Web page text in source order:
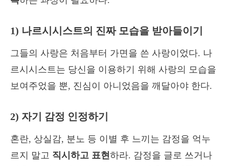
1) 나르시시스트의 진짜 모습을 받아들이기
그들의 사랑은 처음부터 가면을 쓴 사랑이었다. 나
르시시스트는 당신을 이용하기 위해 사랑의 모습을
보여주었을 뿐, 진심이 아니었음을 깨달아야 한다.
2) 자기 감정 인정하기
혼란, 상실감, 분노 등 이별 후 느끼는 감정을 억누
르지 말고 직시하고 표현하라. 감정을 글로 쓰거나